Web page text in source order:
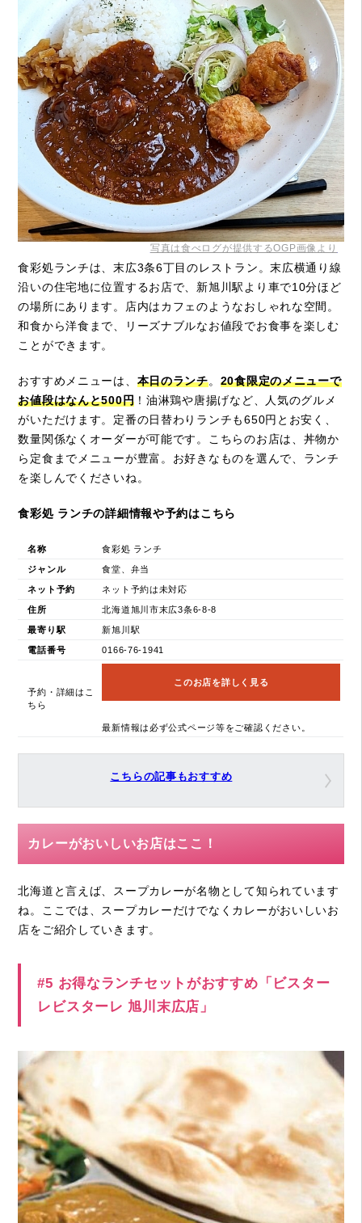
写真は食べログが提供するOGP画像より
食彩処ランチは、末広3条6丁目のレストラン。末広横通り線
沿いの住宅地に位置するお店で、新旭川駅より車で10分ほど
の場所にあります。店内はカフェのようなおしゃれな空間。
和食から洋食まで、リーズナブルなお値段でお食事を楽しむ
ことができます。
おすすめメニューは、 本日のランチ。 20食限定のメニューで
お値段はなんと500円 ！油淋鶏や唐揚げなど、人気のグルメ
がいただけます。定番の日替わりランチも650円とお安く、
数量関係なくオーダーが可能です。こちらのお店は、丼物か
ら定食までメニューが豊富。お好きなものを選んで、ランチ
を楽しんでくださいね。
食彩処 ランチの詳細情報や予約はこちら
名称 食彩処 ランチ
ジャンル 食堂、弁当
ネット予約 ネット予約は未対応
住所 北海道旭川市末広3条6-8-8
最寄り駅 新旭川駅
電話番号 0166-76-1941
予約・詳細はこ
ちら
このお店を詳しく見る
最新情報は必ず公式ページ等をご確認ください。
こちらの記事もおすすめ
カレーがおいしいお店はここ！
北海道と言えば、スープカレーが名物として知られています
ね。ここでは、スープカレーだけでなくカレーがおいしいお
店をご紹介していきます。
#5 お得なランチセットがおすすめ「ビスター
レビスターレ 旭川末広店」